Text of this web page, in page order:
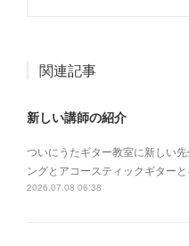
関連記事
新しい講師の紹介
ついにうたギター教室に新しい
ングとアコースティックギター
2026.07.08 06:38